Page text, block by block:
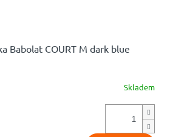
Babolat COURT M dark blue
Skladem